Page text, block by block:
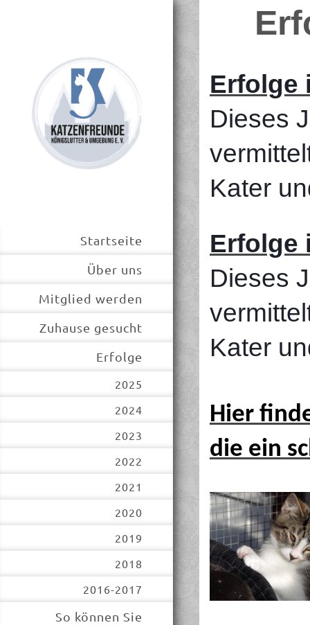
Startseite
Über uns
Mitglied werden
Zuhause gesucht
Erfolge
2025
2024
2023
2022
2021
2020
2019
2018
2016-2017
So können Sie
Erfolge
Dieses
Kater
Erfolge
Dieses
Kater
Hier
die ein